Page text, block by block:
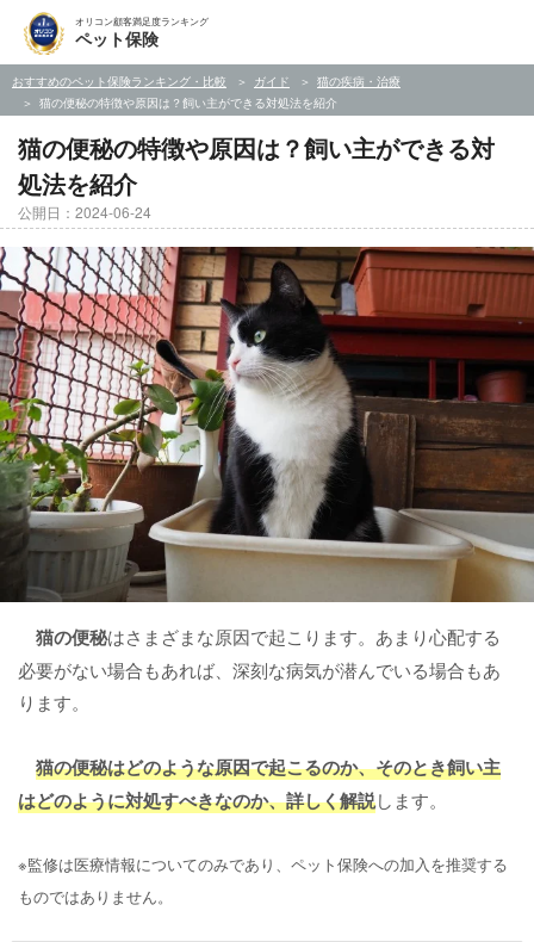
オリコン顧客満足度ランキング
ペット保険
おすすめのペット保険ランキング・比較 ガイド
猫の疾病・治療
猫の便秘の特徴や原因は？飼い主ができる対処法を紹介
猫の便秘の特徴や原因は？飼い主ができる対
処法を紹介
公開日：2024-06-24
猫の便秘はさまざまな原因で起こります。あまり心配する
必要がない場合もあれば、深刻な病気が潜んでいる場合もあ
ります。
猫の便秘はどのような原因で起こるのか、そのとき飼い主
はどのように対処すべきなのか、詳しく解説します。
※監修は医療情報についてのみであり、ペット保険への加入を推奨する
ものではありません。